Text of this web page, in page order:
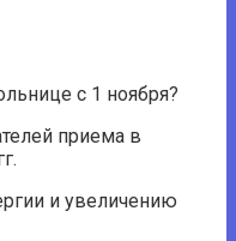
с 1 ноября?
приема в
и увеличению